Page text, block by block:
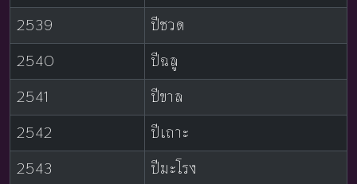
2539
ปีชวด
2540
ปีฉลู
2541
ปีขาล
2542
ปีเถาะ
2543
ปีมะโรง